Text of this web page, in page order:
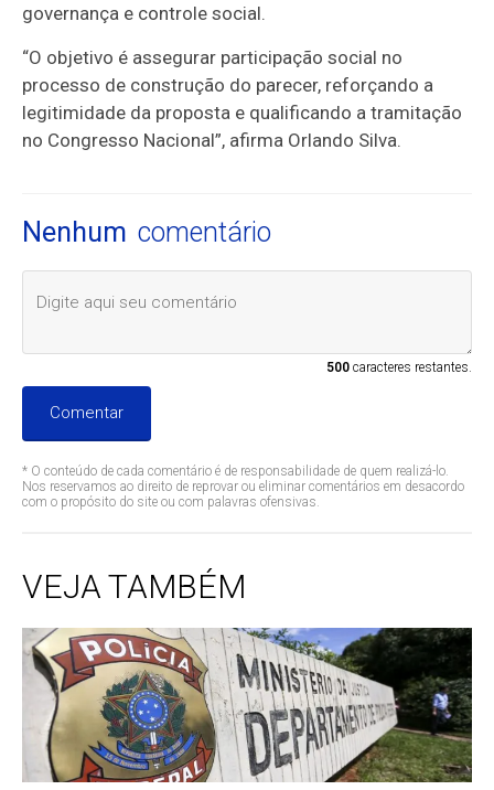
governança e controle social.
“O objetivo é assegurar participação social no
processo de construção do parecer, reforçando a
legitimidade da proposta e qualificando a tramitação
no Congresso Nacional”, afirma Orlando Silva.
Nenhum comentário
500caracteres restantes.
Comentar
* O conteúdo de cada comentário é de responsabilidade de quem realizá-lo.
Nos reservamos ao direito de reprovar ou eliminar comentários em desacordo
com o propósito do site ou com palavras ofensivas.
VEJA TAMBÉM